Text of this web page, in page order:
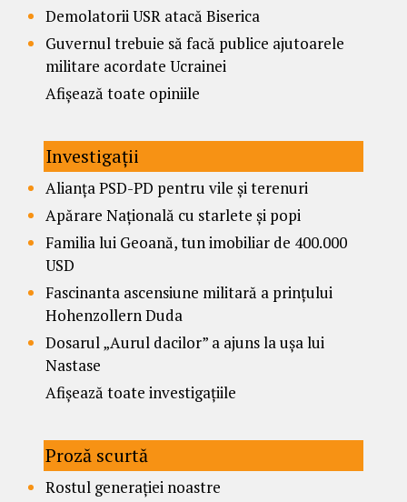
Demolatorii USR atacă Biserica
Guvernul trebuie să facă publice ajutoarele
militare acordate Ucrainei
Afișează toate opiniile
Investigații
Alianța PSD-PD pentru vile și terenuri
Apărare Națională cu starlete și popi
Familia lui Geoană, tun imobiliar de 400.000
USD
Fascinanta ascensiune militară a prințului
Hohenzollern Duda
Dosarul „Aurul dacilor” a ajuns la ușa lui
Nastase
Afișează toate investigațiile
Proză scurtă
Rostul generației noastre